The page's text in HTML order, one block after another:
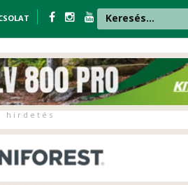
h i r d e t é s